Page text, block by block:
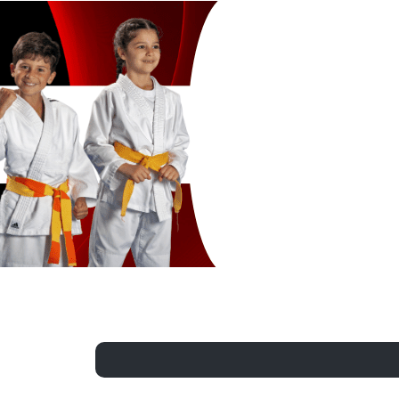
Exporter les lignes sélectionnées
Exporter toutes les colonnes
Exporter uniquement les colonnes affichées
Menu
?>
Images de la page d'accueil
Cliquez pour éditer